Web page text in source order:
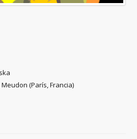
(París, Francia)